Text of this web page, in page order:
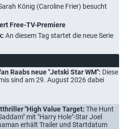
König (Caroline Frier) besucht
Free-TV-Premiere
An diesem Tag startet die neue Serie
Raabs neue "Jetski Star WM": Diese
sind am 29. August 2026 dabei
"High Value Target: The Hunt
mit "Harry Hole"-Star Joel
erhält Trailer und Startdatum